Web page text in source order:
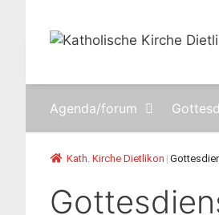
Agenda/forum
Kath. Kirche Dietlikon |